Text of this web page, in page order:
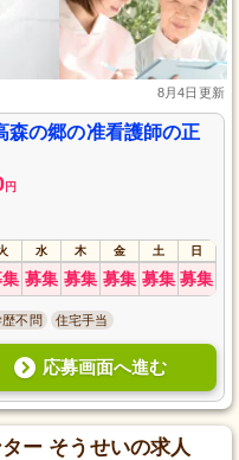
8月4日更新
森の郷の准看護師の正
円
水 木 金 土 日
募集 募集 募集 募集 募集
歴不問 住宅手当
応募画面へ進む
ー そうせいの求人